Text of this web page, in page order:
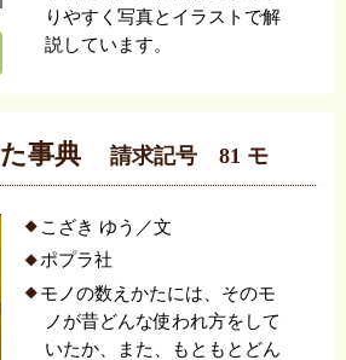
りやすく写真とイラストで解
説しています。
事典 請求記号 81 モ
こざき ゆう／文
ポプラ社
モノの数えかたには、そのモ
ノが昔どんな使われ方をして
いたか、また、もともとどん